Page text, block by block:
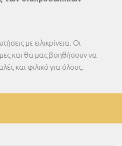
με ειλικρίνεια. Οι
και θα μας βοηθήσουν να
και φιλικό για όλους.